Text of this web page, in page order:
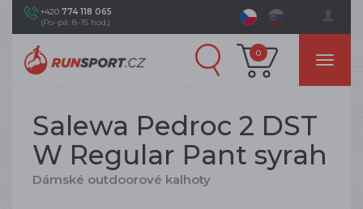
+420 774 118 065
(Po–pá: 8–15 hod.)
0
Salewa Pedroc 2 DST
W Regular Pant syrah
Dámské outdoorové kalhoty